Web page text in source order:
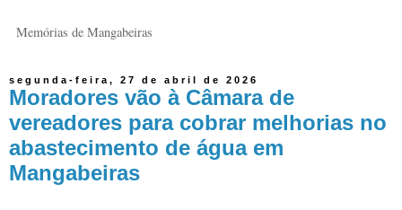
Memórias de Mangabeiras
segunda-feira, 27 de abril de 2026
Moradores vão à Câmara de
vereadores para cobrar melhorias no
abastecimento de água em
Mangabeiras